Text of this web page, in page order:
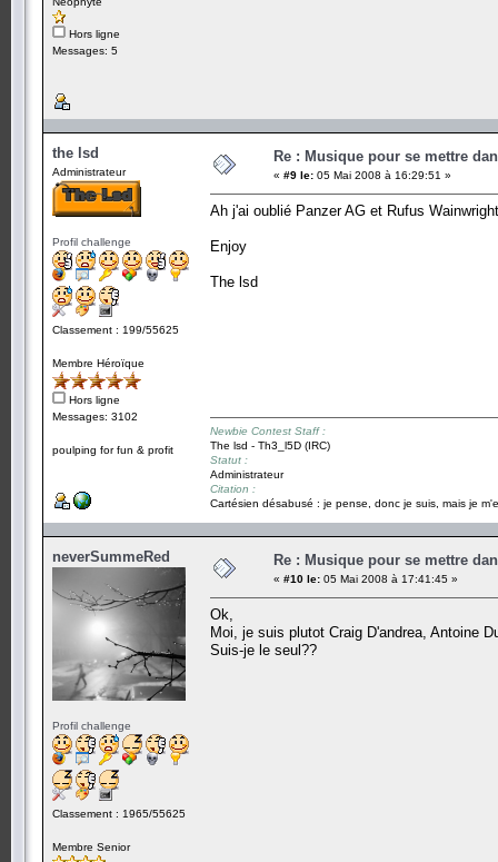
Hors ligne
Messages: 5
the lsd
Administrateur
Profil challenge
Classement : 199/55625
Membre Héroïque
Hors ligne
Messages: 3102
poulping for fun & profit
Re : Musique pour se mettre
« #9 le: 05 Mai 2008 à 16:29:51 »
Ah j'ai oublié Panzer AG et Rufus
Enjoy
The lsd
Newbie Contest Staff :
The lsd - Th3_l5D (IRC)
Statut :
Administrateur
Citation :
Cartésien désabusé : je pense, donc je suis, mais je
neverSummeRed
Profil challenge
Classement : 1965/55625
Membre Senior
Re : Musique pour se mettre
« #10 le: 05 Mai 2008 à 17:41:45 »
Ok,
Moi, je suis plutot Craig D'andrea, Antoine
Suis-je le seul??